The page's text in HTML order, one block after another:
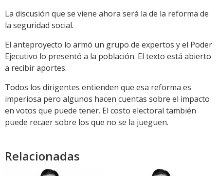
La discusión que se viene ahora será la de la reforma de
la seguridad social.
El anteproyecto lo armó un grupo de expertos y el Poder
Ejecutivo lo presentó a la población. El texto está abierto
a recibir aportes.
Todos los dirigentes entienden que esa reforma es
imperiosa pero algunos hacen cuentas sobre el impacto
en votos que puede tener. El costo electoral también
puede recaer sobre los que no se la jueguen.
Relacionadas